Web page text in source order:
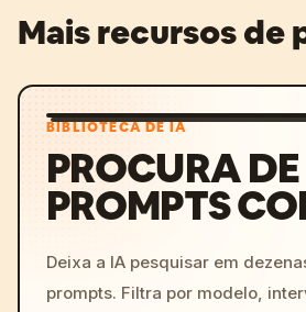
Mais recursos de
BIBLIOTECA DE IA
PROCURA DE
PROMPTS
Deixa a IA pesquisar em
prompts. Filtra por modelo,